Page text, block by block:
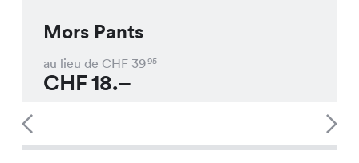
Mors Pants
au lieu de CHF 3995
CHF18.–